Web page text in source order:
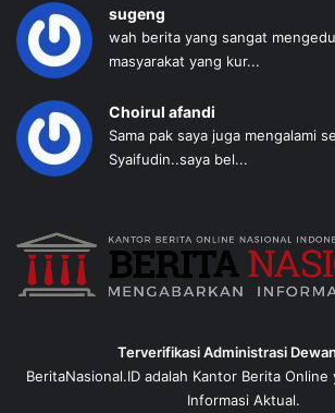
sugeng
wah berita yang sangat
masyarakat yang kur...
Choirul afandi
Sama pak saya juga mengalami
Syaifudin..saya bel...
Terverifikasi Administrasi
BeritaNasional.ID adalah Kantor Berita
Informasi Aktual.